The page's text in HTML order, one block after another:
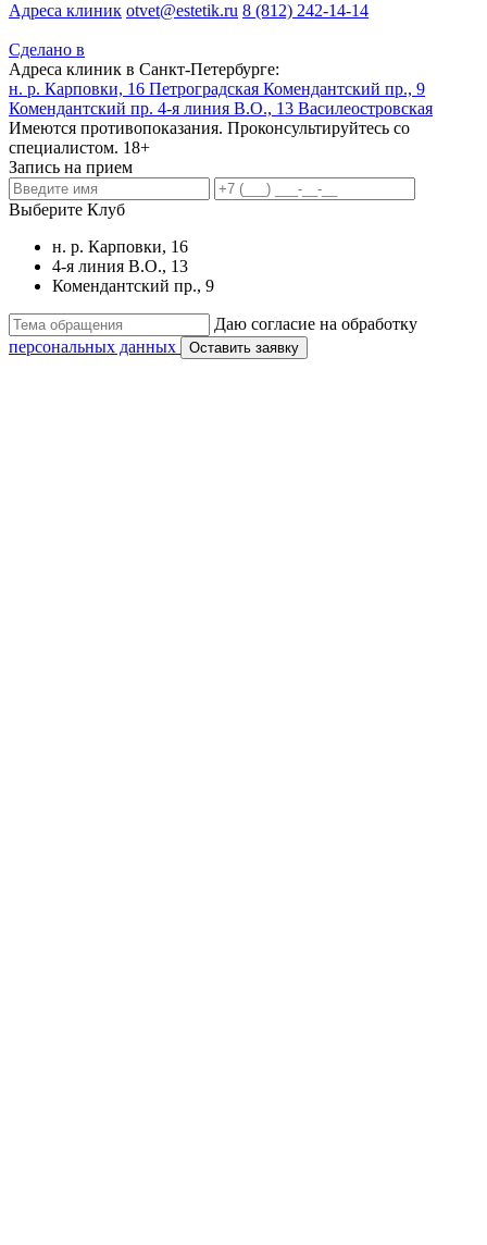
Адреса клиник otvet@estetik.ru 8 (812) 242-14-14
Сделано в
Адреса клиник в Санкт-Петербурге:
н. р. Карповки, 16 Петроградская Комендантский пр., 9
Комендантский пр. 4-я линия В.О., 13 Василеостровская
Имеются противопоказания. Проконсультируйтесь со
специалистом. 18+
Запись на прием
Выберите Клуб
н. р. Карповки, 16
4-я линия В.О., 13
Комендантский пр., 9
Даю согласие на обработку
персональных данных